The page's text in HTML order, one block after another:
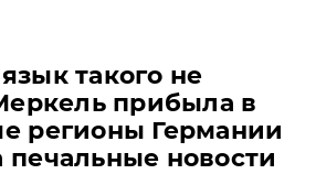
такого не
прибыла в
регионы Германии
новости